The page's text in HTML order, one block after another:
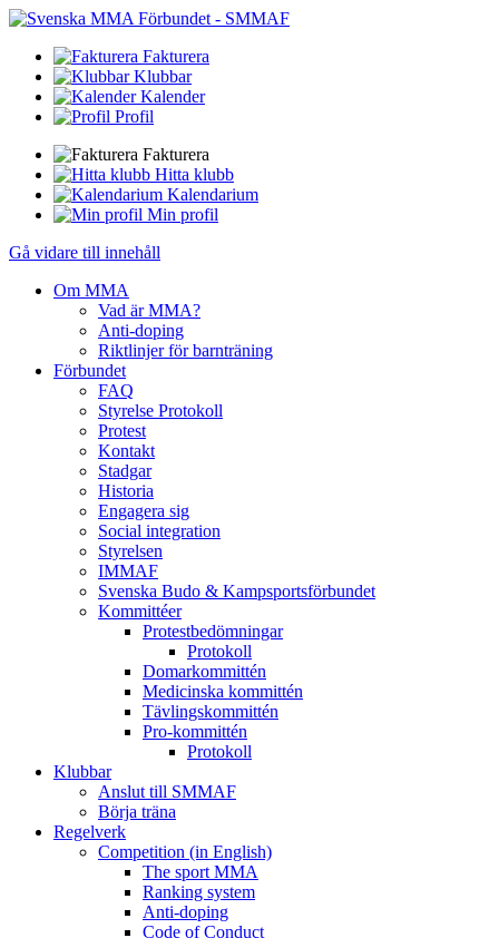
Fakturera
Klubbar
Kalender
Profil
Fakturera
Hitta klubb
Kalendarium
Min profil
Gå vidare till innehåll
Om MMA
Vad är MMA?
Anti-doping
Riktlinjer för barnträning
Förbundet
FAQ
Styrelse Protokoll
Protest
Kontakt
Stadgar
Historia
Engagera sig
Social integration
Styrelsen
IMMAF
Svenska Budo & Kampsportsförbundet
Kommittéer
Protestbedömningar
Protokoll
Domarkommittén
Medicinska kommittén
Tävlingskommittén
Pro-kommittén
Protokoll
Klubbar
Anslut till SMMAF
Börja träna
Regelverk
Competition (in English)
The sport MMA
Ranking system
Anti-doping
Code of Conduct